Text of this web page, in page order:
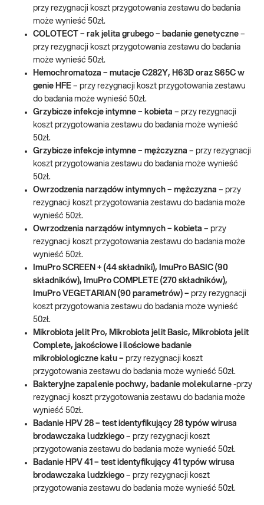
przy rezygnacji koszt przygotowania zestawu do badania
może wynieść 50zł.
COLOTECT – rak jelita grubego – badanie genetyczne –
przy rezygnacji koszt przygotowania zestawu do badania
może wynieść 50zł.
Hemochromatoza – mutacje C282Y, H63D oraz S65C w
genie HFE – przy rezygnacji koszt przygotowania zestawu
do badania może wynieść 50zł.
Grzybicze infekcje intymne – kobieta – przy rezygnacji
koszt przygotowania zestawu do badania może wynieść
50zł.
Grzybicze infekcje intymne – mężczyzna – przy rezygnacji
koszt przygotowania zestawu do badania może wynieść
50zł.
Owrzodzenia narządów intymnych – mężczyzna – przy
rezygnacji koszt przygotowania zestawu do badania może
wynieść 50zł.
Owrzodzenia narządów intymnych – kobieta – przy
rezygnacji koszt przygotowania zestawu do badania może
wynieść 50zł.
ImuPro SCREEN + (44 składniki), ImuPro BASIC (90
składników), ImuPro COMPLETE (270 składników),
ImuPro VEGETARIAN (90 parametrów) – przy rezygnacji
koszt przygotowania zestawu do badania może wynieść
50zł.
Mikrobiota jelit Pro, Mikrobiota jelit Basic, Mikrobiota jelit
Complete, jakościowe i ilościowe badanie
mikrobiologiczne kału – przy rezygnacji koszt
przygotowania zestawu do badania może wynieść 50zł.
Bakteryjne zapalenie pochwy, badanie molekularne -przy
rezygnacji koszt przygotowania zestawu do badania może
wynieść 50zł.
Badanie HPV 28 – test identyfikujący 28 typów wirusa
brodawczaka ludzkiego – przy rezygnacji koszt
przygotowania zestawu do badania może wynieść 50zł.
Badanie HPV 41 – test identyfikujący 41 typów wirusa
brodawczaka ludzkiego – przy rezygnacji koszt
przygotowania zestawu do badania może wynieść 50zł.